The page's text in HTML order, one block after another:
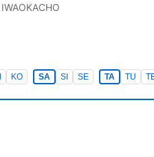
IWAOKACHO
KO SA SI SE TA TU